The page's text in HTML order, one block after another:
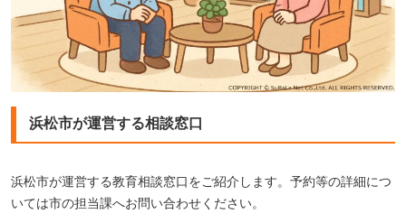
浜松市が運営する相談窓口
浜松市が運営する教育相談窓口をご紹介します。予約等の詳細につ
いては市の担当課へお問い合わせください。